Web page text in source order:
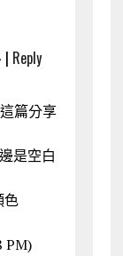
| Reply
篇分享
是空白
色
PM)